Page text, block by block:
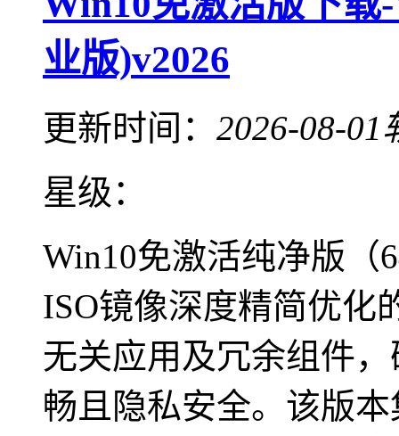
业版)v2026
更新时间： 2026-08-01
星级：
Win10免激活纯净版（
ISO镜像深度精简优化
无关应用及冗余组件
畅且隐私安全。该版